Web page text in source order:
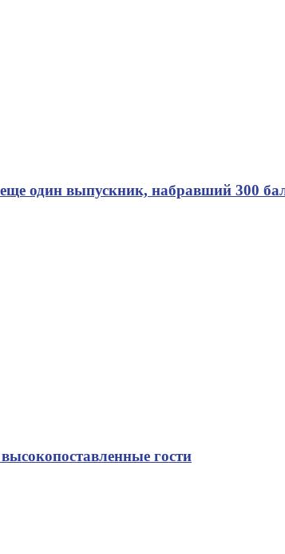
один выпускник, набравший 300
гости